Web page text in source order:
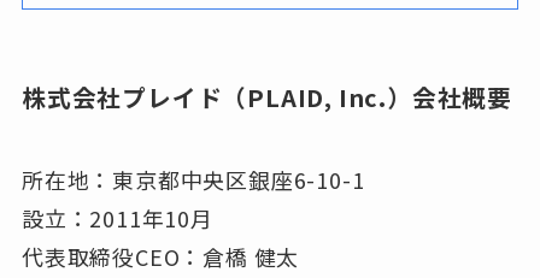
株式会社プレイド（PLAID, Inc.）会社概要
所在地：東京都中央区銀座6-10-1
設立：2011年10月
代表取締役CEO：倉橋 健太